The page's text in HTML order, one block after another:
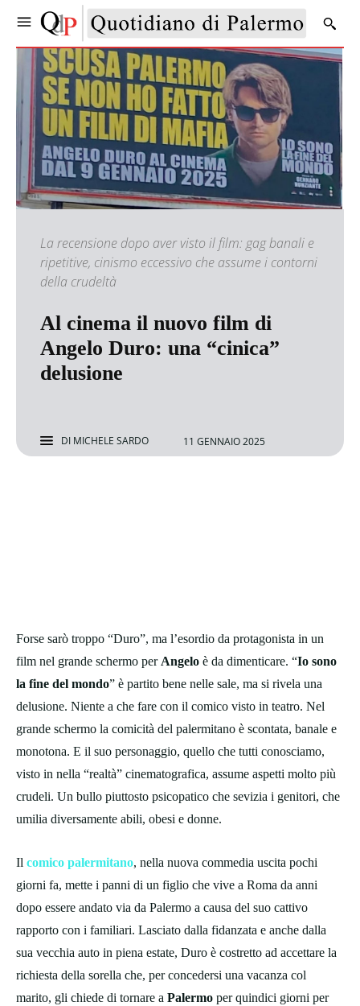
La recensione dopo aver visto il film: gag banali e
ripetitive, cinismo eccessivo che assume i contorni
della crudeltà
Al cinema il nuovo film di
Angelo Duro: una “cinica”
delusione
DI MICHELE SARDO 11 GENNAIO 2025
Forse sarò troppo “Duro”, ma l’esordio da protagonista in un
film nel grande schermo per Angelo è da dimenticare. “Io sono
la fine del mondo” è partito bene nelle sale, ma si rivela una
delusione. Niente a che fare con il comico visto in teatro. Nel
grande schermo la comicità del palermitano è scontata, banale e
monotona. E il suo personaggio, quello che tutti conosciamo,
visto in nella “realtà” cinematografica, assume aspetti molto più
crudeli. Un bullo piuttosto psicopatico che sevizia i genitori, che
umilia diversamente abili, obesi e donne.
Il comico palermitano, nella nuova commedia uscita pochi
giorni fa, mette i panni di un figlio che vive a Roma da anni
dopo essere andato via da Palermo a causa del suo cattivo
rapporto con i familiari. Lasciato dalla fidanzata e anche dalla
sua vecchia auto in piena estate, Duro è costretto ad accettare la
richiesta della sorella che, per concedersi una vacanza col
marito, gli chiede di tornare a Palermo per quindici giorni per